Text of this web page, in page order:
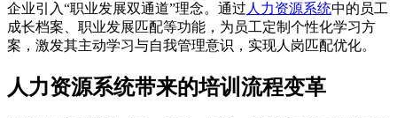
企业引入“职业发展双通道”理念。通过 人力资源系统中的员工
成长档案、职业发展匹配等功能，为员工定制个性化学习方
案，激发其主动学习与自我管理意识，实现人岗匹配优化。
人力资源系统带来的培训流程变革